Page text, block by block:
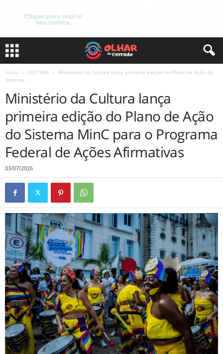
Início CULTURA
Ministério da Cultura lança primeira edição do Plano de Ação do
Sistema...
Ministério da Cultura lança
primeira edição do Plano de Ação
do Sistema MinC para o Programa
Federal de Ações Afirmativas
03/07/2026